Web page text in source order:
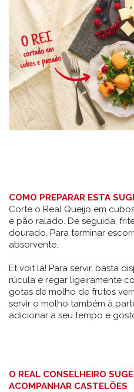
COMO PREPARAR ESTA
Corte o Real Queijo em
e pão ralado. De seguida,
dourado. Para terminar
absorvente.
Et voit lá! Para servir, basta
rúcula e regar ligeiramente
gotas de molho de frutos
servir o molho também à
adicionar a seu tempo e
O REAL CONSELHEIRO
ACOMPANHAR CASTELÕES